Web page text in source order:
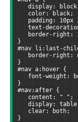
display:
color: black;
padding: 10px
text-
border-right:
}
#nav li:last-
border-right:
}
#nav a:hover {
font-weight:
}
#nav:after {
content: " ";
display:
clear: both;
}